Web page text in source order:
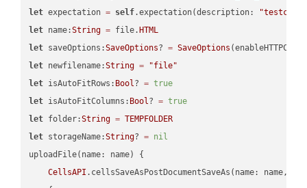
let expectation = self.expectation(description:
let name:String = file. HTML
let saveOptions:SaveOptions? = SaveOptions
let newfilename:String =
"file"
let isAutoFitRows: Bool? = true
let isAutoFitColumns: Bool? = true
let folder:String = TEMPFOLDER
let storageName:String? = nil
uploadFile(name: name) {
CellsAPI .cellsSaveAsPostDocumentSaveAs(name: